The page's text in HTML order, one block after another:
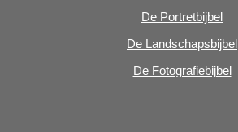
De Portretbijbel
De Landschapsbijbel
De Fotografiebijbel